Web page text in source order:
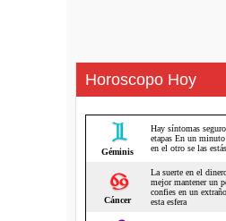
Horoscopo Hoy